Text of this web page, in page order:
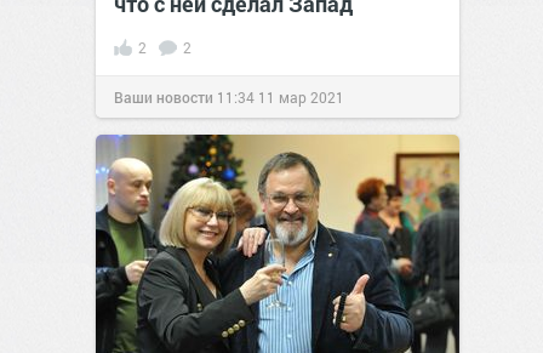
2 2
Ваши новости 11:34 11 мар 2021